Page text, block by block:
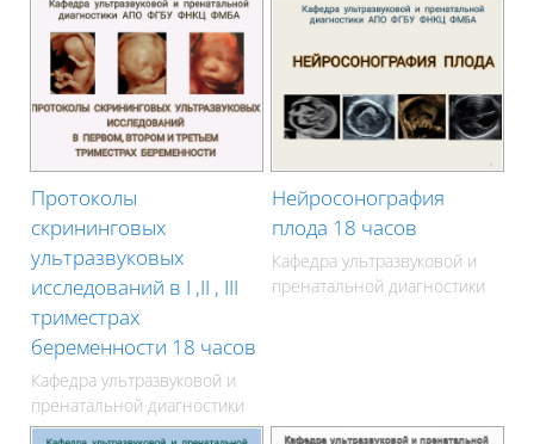
Протоколы
скрининговых
ультразвуковых
исследований в I ,II , III
триместрах
беременности 18 часов
Кафедра ультразвуковой и
пренатальной диагностики
Нейросонография
плода 18 часов
Кафедра ультразвуковой и
пренатальной диагностики